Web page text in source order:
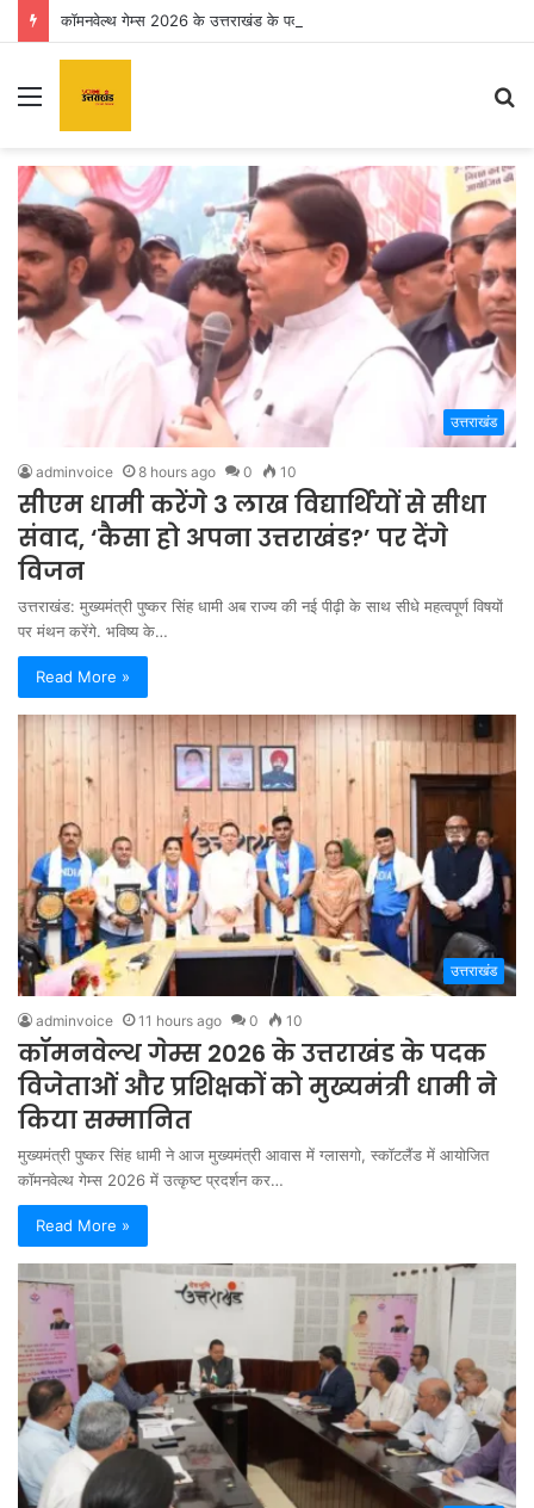
Menu
उत्तराखंड
adminvoice 8 hours ago 0 10
सीएम धामी करेंगे 3 लाख विद्यार्थियों से सीधा
संवाद, ‘कैसा हो अपना उत्तराखंड?’ पर देंगे
विजन
उत्तराखंड: मुख्यमंत्री पुष्कर सिंह धामी अब राज्य की नई पीढ़ी के साथ सीधे महत्वपूर्ण विषयों
पर मंथन करेंगे. भविष्य के…
Read More »
उत्तराखंड
adminvoice 11 hours ago 0 10
कॉमनवेल्थ गेम्स 2026 के उत्तराखंड के पदक
विजेताओं और प्रशिक्षकों को मुख्यमंत्री धामी ने
किया सम्मानित
मुख्यमंत्री पुष्कर सिंह धामी ने आज मुख्यमंत्री आवास में ग्लासगो, स्कॉटलैंड में आयोजित
कॉमनवेल्थ गेम्स 2026 में उत्कृष्ट प्रदर्शन कर…
Read More »